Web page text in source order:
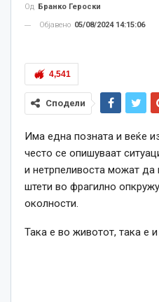
Од
Бранко Героски
Објавено 05/08/2024 14:15:06
4,541
Сподели
Има една позната и веќе
често се опишуваат
и нетрпеливоста можат да
штети во фрагилно
околности.
Така е во животот, така е